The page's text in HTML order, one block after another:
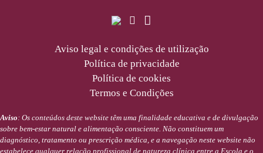
Aviso legal e condições de utilização
Política de privacidade
Política de cookies
Termos e Condições
Aviso: Os conteúdos deste website têm uma finalidade educativa e de divulgação
sobre bem-estar natural e alimentação consciente. Não constituem um
diagnóstico, tratamento ou prescrição médica, e a navegação neste website não
estabelece qualquer relação profissional de natureza clínica entre a Escola e o